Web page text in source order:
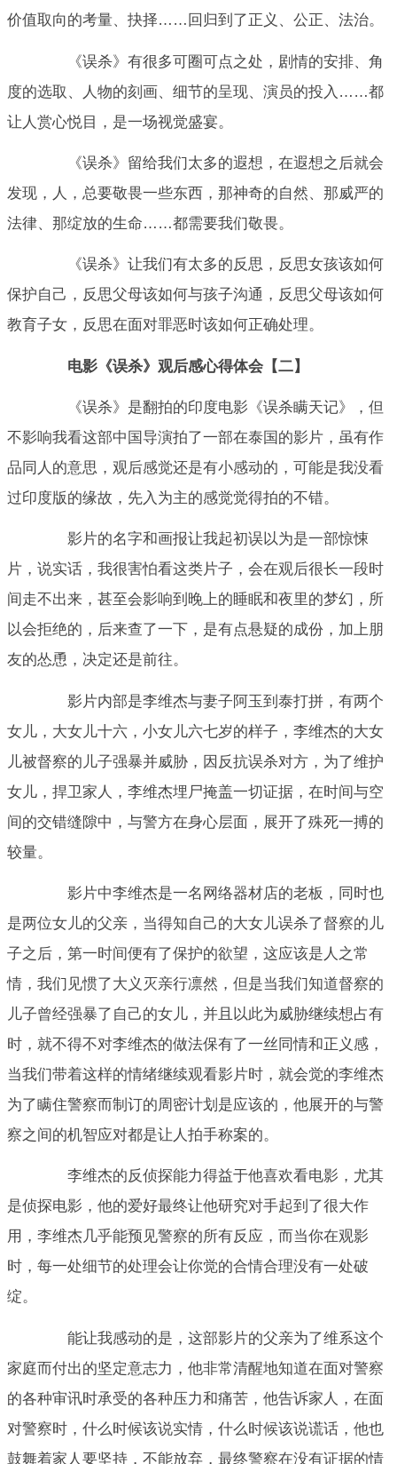
价值取向的考量、抉择……回归到了正义、公正、法治。
《误杀》有很多可圈可点之处，剧情的安排、角
度的选取、人物的刻画、细节的呈现、演员的投入……都
让人赏心悦目，是一场视觉盛宴。
《误杀》留给我们太多的遐想，在遐想之后就会
发现，人，总要敬畏一些东西，那神奇的自然、那威严的
法律、那绽放的生命……都需要我们敬畏。
《误杀》让我们有太多的反思，反思女孩该如何
保护自己，反思父母该如何与孩子沟通，反思父母该如何
教育子女，反思在面对罪恶时该如何正确处理。
电影《误杀》观后感心得体会【二】
《误杀》是翻拍的印度电影《误杀瞒天记》，但
不影响我看这部中国导演拍了一部在泰国的影片，虽有作
品同人的意思，观后感觉还是有小感动的，可能是我没看
过印度版的缘故，先入为主的感觉觉得拍的不错。
影片的名字和画报让我起初误以为是一部惊悚
片，说实话，我很害怕看这类片子，会在观后很长一段时
间走不出来，甚至会影响到晚上的睡眠和夜里的梦幻，所
以会拒绝的，后来查了一下，是有点悬疑的成份，加上朋
友的怂恿，决定还是前往。
影片内部是李维杰与妻子阿玉到泰打拼，有两个
女儿，大女儿十六，小女儿六七岁的样子，李维杰的大女
儿被督察的儿子强暴并威胁，因反抗误杀对方，为了维护
女儿，捍卫家人，李维杰埋尸掩盖一切证据，在时间与空
间的交错缝隙中，与警方在身心层面，展开了殊死一搏的
较量。
影片中李维杰是一名网络器材店的老板，同时也
是两位女儿的父亲，当得知自己的大女儿误杀了督察的儿
子之后，第一时间便有了保护的欲望，这应该是人之常
情，我们见惯了大义灭亲行凛然，但是当我们知道督察的
儿子曾经强暴了自己的女儿，并且以此为威胁继续想占有
时，就不得不对李维杰的做法保有了一丝同情和正义感，
当我们带着这样的情绪继续观看影片时，就会觉的李维杰
为了瞒住警察而制订的周密计划是应该的，他展开的与警
察之间的机智应对都是让人拍手称案的。
李维杰的反侦探能力得益于他喜欢看电影，尤其
是侦探电影，他的爱好最终让他研究对手起到了很大作
用，李维杰几乎能预见警察的所有反应，而当你在观影
时，每一处细节的处理会让你觉的合情合理没有一处破
绽。
能让我感动的是，这部影片的父亲为了维系这个
家庭而付出的坚定意志力，他非常清醒地知道在面对警察
的各种审讯时承受的各种压力和痛苦，他告诉家人，在面
对警察时，什么时候该说实情，什么时候该说谎话，他也
鼓舞着家人要坚持，不能放弃，最终警察在没有证据的情